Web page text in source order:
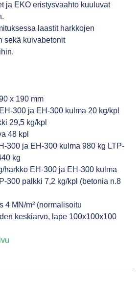
ja EKO eristysvaahto kuuluvat
laastit harkkojen
sekä kuivabetonit
x 190 mm
300 ja EH-300 kulma 20 kg/kpl
29,5 kg/kpl
48 kpl
300 ja EH-300 kulma 980 kg LTP-
kg
harkko EH-300 ja EH-300 kulma
300 palkki 7,2 kg/kpl (betonia n.8
4 MN/m² (normalisoitu
keskiarvo, lape 100x100x100